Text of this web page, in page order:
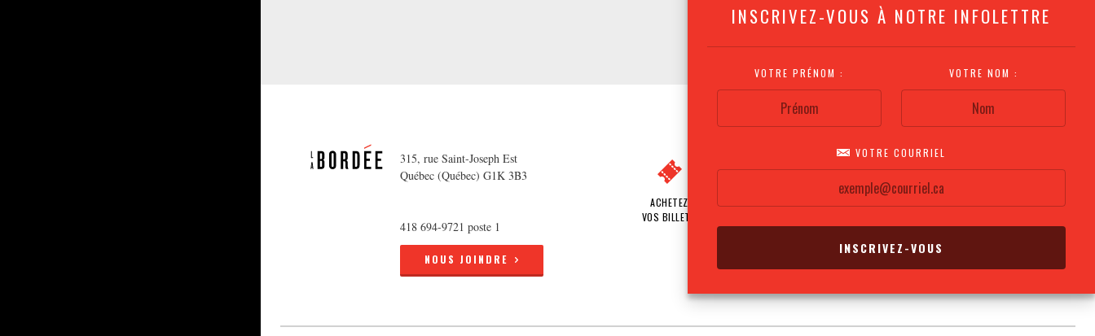
INSCRIVEZ-VOUS À NOTRE INFOLETTRE
VOTRE PRÉNOM : VOTRE NOM :
VOTRE COURRIEL
315, rue Saint-Joseph Est
Québec (Québec) G1K 3B3
418 694-9721 poste 1
NOUS JOINDRE
ACHETEZ
VOS BILLETS